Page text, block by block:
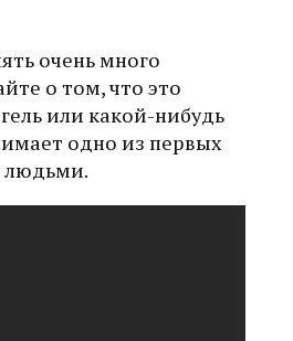
очень много
о том, что это
или какой-нибудь
одно из первых
людьми.